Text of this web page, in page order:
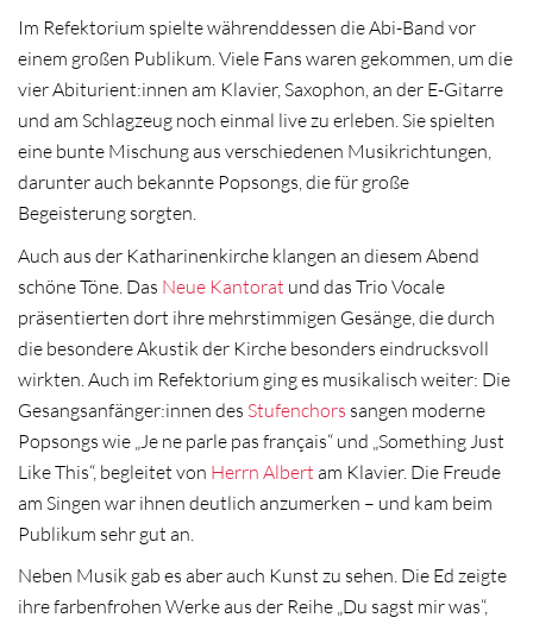
Im Refektorium spielte währenddessen die Abi-Band vor
einem großen Publikum. Viele Fans waren gekommen, um die
vier Abiturient:innen am Klavier, Saxophon, an der E-Gitarre
und am Schlagzeug noch einmal live zu erleben. Sie spielten
eine bunte Mischung aus verschiedenen Musikrichtungen,
darunter auch bekannte Popsongs, die für große
Begeisterung sorgten.
Auch aus der Katharinenkirche klangen an diesem Abend
schöne Töne. Das Neue Kantorat und das Trio Vocale
präsentierten dort ihre mehrstimmigen Gesänge, die durch
die besondere Akustik der Kirche besonders eindrucksvoll
wirkten. Auch im Refektorium ging es musikalisch weiter: Die
Gesangsanfänger:innen des Stufenchors sangen moderne
Popsongs wie „Je ne parle pas français“ und „Something Just
Like This“, begleitet von Herrn Albert am Klavier. Die Freude
am Singen war ihnen deutlich anzumerken – und kam beim
Publikum sehr gut an.
Neben Musik gab es aber auch Kunst zu sehen. Die Ed zeigte
ihre farbenfrohen Werke aus der Reihe „Du sagst mir was“,